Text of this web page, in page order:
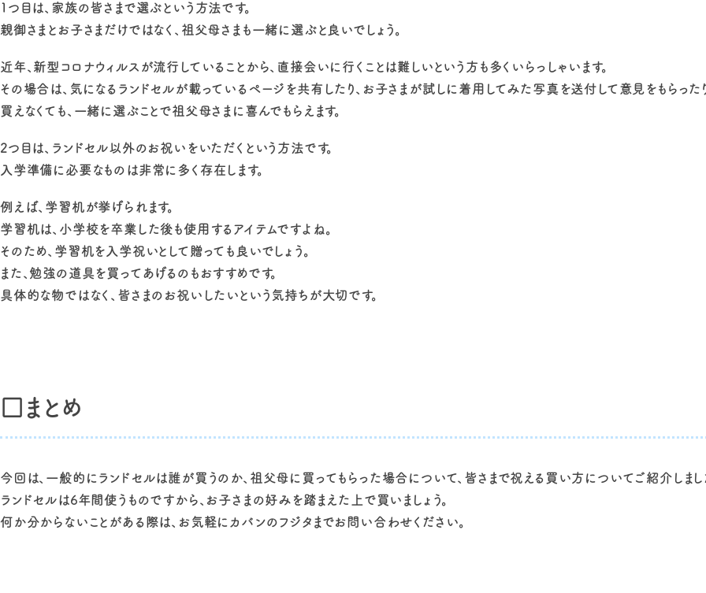
1つ目は、家族の皆さまで選ぶという方法です。
親御さまとお子さまだけではなく、祖父母さまも一緒に選ぶと良いでしょう。
近年、新型コロナウィルスが流行していることから、直接会いに行くことは難しいという方も多くいらっしゃいます。
その場合は、気になるランドセルが載っているページを共有したり、お子さまが試しに着用してみた写真を送付して意見をもらったり
買えなくても、一緒に選ぶことで祖父母さまに喜んでもらえます。
2つ目は、ランドセル以外のお祝いをいただくという方法です。
入学準備に必要なものは非常に多く存在します。
例えば、学習机が挙げられます。
学習机は、小学校を卒業した後も使用するアイテムですよね。
そのため、学習机を入学祝いとして贈っても良いでしょう。
また、勉強の道具を買ってあげるのもおすすめです。
具体的な物ではなく、皆さまのお祝いしたいという気持ちが大切です。
□まとめ
今回は、一般的にランドセルは誰が買うのか、祖父母に買ってもらった場合について、皆さまで祝える買い方についてご紹介しまし
ランドセルは6年間使うものですから、お子さまの好みを踏まえた上で買いましょう。
何か分からないことがある際は、お気軽にカバンのフジタまでお問い合わせください。